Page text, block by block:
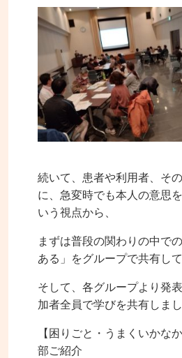
続いて、患者や利用者、そ
に、急変時でも本人の意思
いう視点から、
まずは普段の関わりの中で
ある」をグループで共有し
そして、各グループより発
加者全員で学びを共有しまし
【困りごと・うまくいかな
部ご紹介